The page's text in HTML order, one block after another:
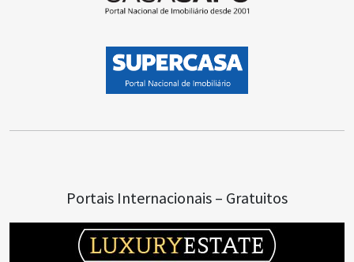
Portais Internacionais – Gratuitos